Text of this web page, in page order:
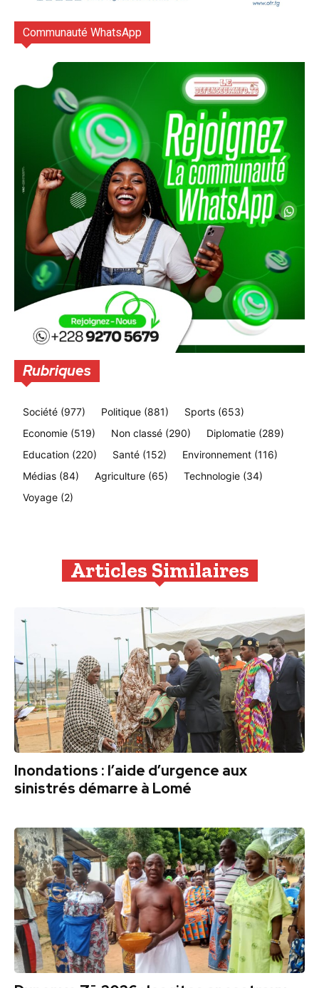
Communauté WhatsApp
Rubriques
Société (977) Politique (881) Sports (653)
Economie (519) Non classé (290) Diplomatie (289)
Education (220) Santé (152) Environnement (116)
Médias (84) Agriculture (65) Technologie (34)
Voyage (2)
Articles Similaires
Inondations : l’aide d’urgence aux
sinistrés démarre à Lomé